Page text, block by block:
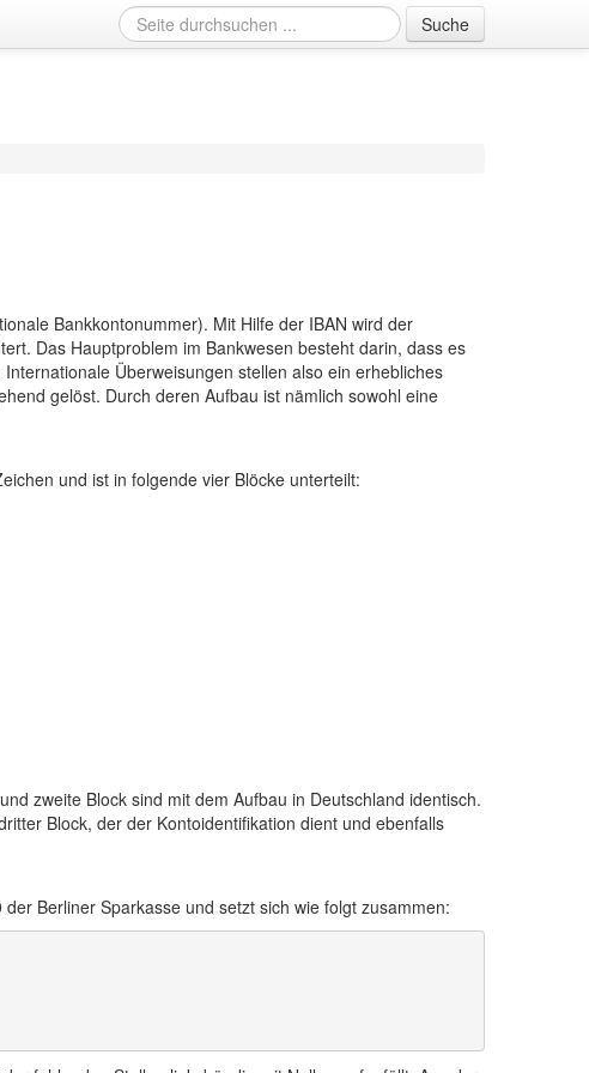
Suche
Bankkontonummer). Mit Hilfe der IBAN wird der
Das Hauptproblem im Bankwesen besteht darin, dass es
Überweisungen stellen also ein erhebliches
gelöst. Durch deren Aufbau ist nämlich sowohl eine
und ist in folgende vier Blöcke unterteilt:
zweite Block sind mit dem Aufbau in Deutschland identisch.
Block, der der Kontoidentifikation dient und ebenfalls
Berliner Sparkasse und setzt sich wie folgt zusammen: